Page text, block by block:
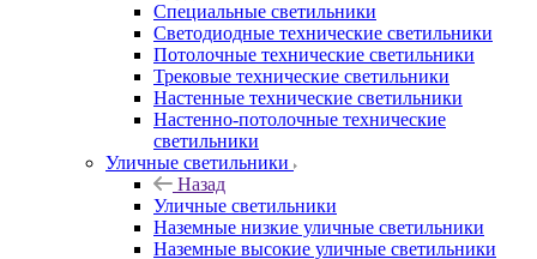
Специальные светильники
Светодиодные технические светильники
Потолочные технические светильники
Трековые технические светильники
Настенные технические светильники
Настенно-потолочные технические
светильники
Уличные светильники
Назад
Уличные светильники
Наземные низкие уличные светильники
Наземные высокие уличные светильники